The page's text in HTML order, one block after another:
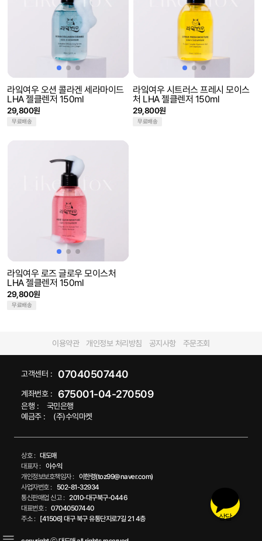
상담
라잌여우 오션 콜라겐 세라마이드
LHA 젤클렌저 150ml
29,800원
무료배송
라잌여우 시트러스 프레시 모이스
처 LHA 젤클렌저 150ml
29,800원
무료배송
라잌여우 로즈 글로우 모이스처
LHA 젤클렌저 150ml
29,800원
무료배송
이용약관 개인정보 처리방침 공지사항 주문조회
고객센터 : 07040507440
계좌번호 : 675001-04-270509
은행 :
국민은행
예금주 :
(주)수익마켓
상호 : 대도매
대표자 :
이수익
개인정보보호책임자 :
이한령(toz99@naver.com)
사업자번호 :
502-81-32934
통신판매업 신고 : 2010-대구북구-0446
대표번호 : 07040507440
주소 :
[41506] 대구 북구 유통단지로7길 21 4층